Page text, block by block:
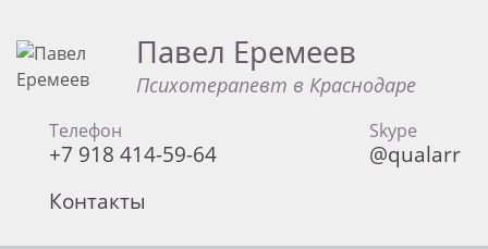
Павел Еремеев
Психотерапевт в Краснодаре
Телефон
+7 918 414-59-64
Skype
@qualarr
Контакты